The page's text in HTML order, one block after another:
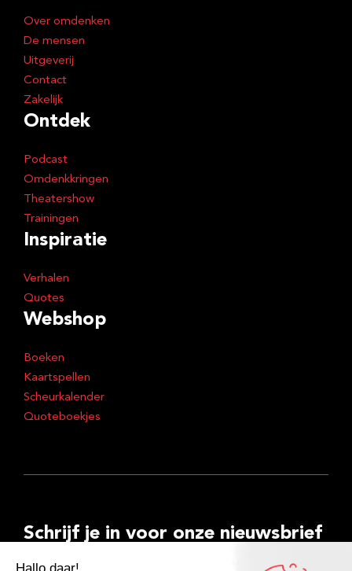
Over omdenken
De mensen
Uitgeverij
Contact
Zakelijk
Ontdek
Podcast
Omdenkkringen
Theatershow
Trainingen
Inspiratie
Verhalen
Quotes
Webshop
Boeken
Kaartspellen
Scheurkalender
Quoteboekjes
Schrijf je in voor onze nieuwsbrief